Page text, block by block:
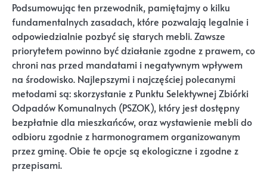
Podsumowując ten przewodnik, pamiętajmy o kilku
fundamentalnych zasadach, które pozwalają legalnie i
odpowiedzialnie pozbyć się starych mebli. Zawsze
priorytetem powinno być działanie zgodne z prawem, co
chroni nas przed mandatami i negatywnym wpływem
na środowisko. Najlepszymi i najczęściej polecanymi
metodami są: skorzystanie z Punktu Selektywnej Zbiórki
Odpadów Komunalnych (PSZOK), który jest dostępny
bezpłatnie dla mieszkańców, oraz wystawienie mebli do
odbioru zgodnie z harmonogramem organizowanym
przez gminę. Obie te opcje są ekologiczne i zgodne z
przepisami.